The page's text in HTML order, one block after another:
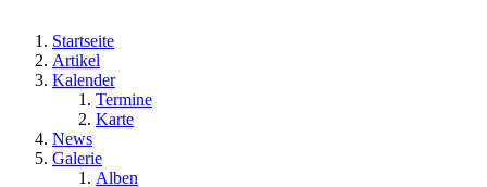
Startseite
Artikel
Kalender
Termine
Karte
News
Galerie
Alben